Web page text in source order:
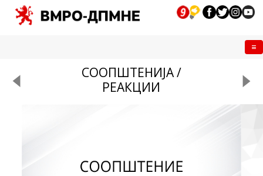
СООПШТЕНИЈА /
РЕАКЦИИ